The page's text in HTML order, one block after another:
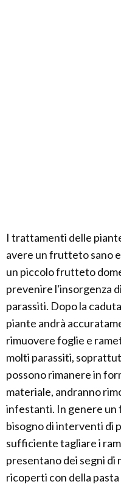
I trattamenti delle
avere un frutteto sano
un piccolo frutteto
prevenire l'insorgenza
parassiti. Dopo la
piante andrà
rimuovere foglie e
molti parassiti,
possono rimanere in
materiale, andranno
infestanti. In genere
bisogno di interventi di
sufficiente tagliare i
presentano dei segni di
ricoperti con della